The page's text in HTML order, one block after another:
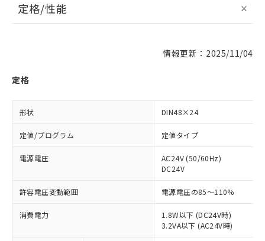
定格/性能
情報更新：2025/11/04
定格
形状 DIN48×24
定値/プログラム 定値タイプ
電源電圧
AC24V (50/60Hz)
DC24V
許容電圧変動範囲 電源電圧の85～110%
消費電力
1.8W以下 (DC24V時)
3.2VA以下 (AC24V時)